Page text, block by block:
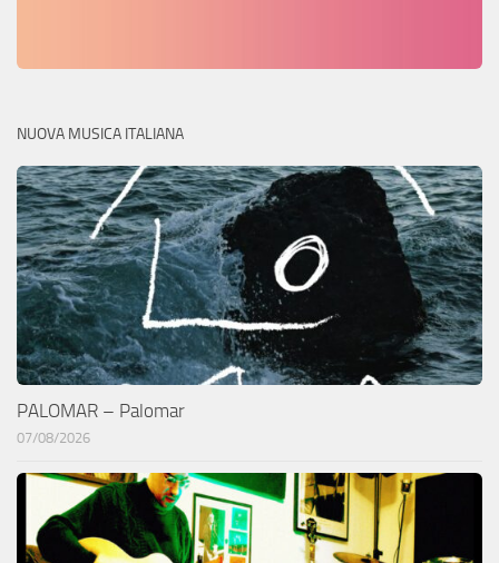
NUOVA MUSICA ITALIANA
PALOMAR – Palomar
07/08/2026